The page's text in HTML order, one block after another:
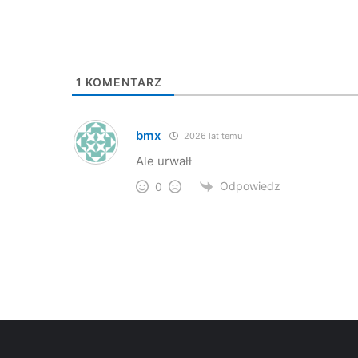
1 KOMENTARZ
bmx 2026 lat temu
Ale urwałł
0 Odpowiedz